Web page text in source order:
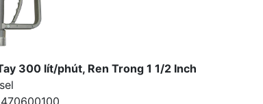
300 lít/phút, Ren Trong 1 1/2 Inch